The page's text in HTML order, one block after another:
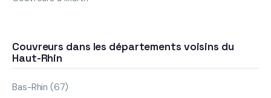
Couvreurs dans les départements voisins du
Haut-Rhin
Bas-Rhin (67)